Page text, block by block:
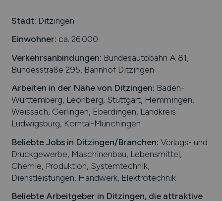
Stadt: Ditzingen
Einwohner: ca. 26.000
Verkehrsanbindungen: Bundesautobahn A 81,
Bundesstraße 295, Bahnhof Ditzingen
Arbeiten in der Nähe von Ditzingen: Baden-
Württemberg, Leonberg, Stuttgart, Hemmingen,
Weissach, Gerlingen, Eberdingen, Landkreis
Ludwigsburg, Korntal-Münchingen
Beliebte Jobs in Ditzingen/Branchen: Verlags- und
Druckgewerbe, Maschinenbau, Lebensmittel,
Chemie, Produktion, Systemtechnik,
Dienstleistungen, Handwerk, Elektrotechnik
Beliebte Arbeitgeber in Ditzingen, die attraktive